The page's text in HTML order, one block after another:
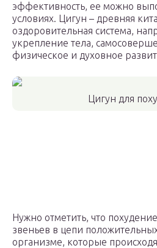
эффективность, ее можно
условиях. Цигун – древняя
оздоровительная система,
укрепление тела,
физическое и духовное
Цигун для
Нужно отметить, что
звеньев в цепи
организме, которые